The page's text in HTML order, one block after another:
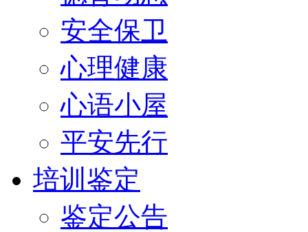
安全保卫
心理健康
心语小屋
平安先行
培训鉴定
鉴定公告